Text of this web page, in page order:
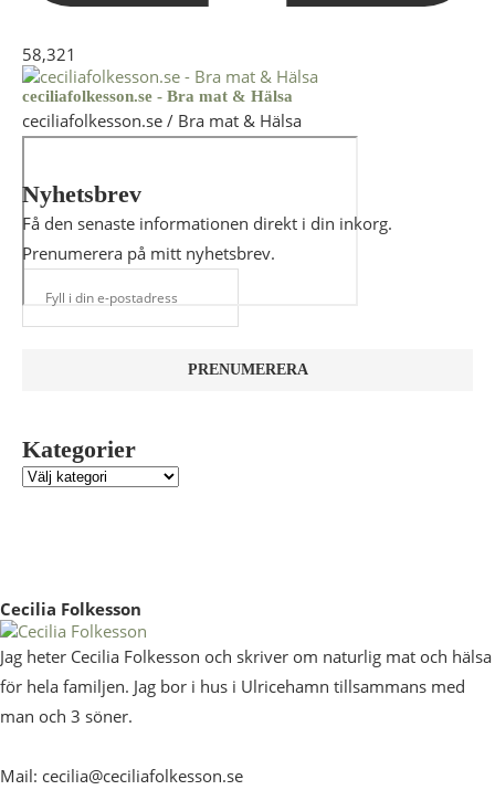
58,321
ceciliafolkesson.se - Bra mat & Hälsa
ceciliafolkesson.se / Bra mat & Hälsa
Nyhetsbrev
Få den senaste informationen direkt i din inkorg.
Prenumerera på mitt nyhetsbrev.
Kategorier
Cecilia Folkesson
Jag heter Cecilia Folkesson och skriver om naturlig mat och hälsa
för hela familjen. Jag bor i hus i Ulricehamn tillsammans med
man och 3 söner.
Mail: cecilia@ceciliafolkesson.se